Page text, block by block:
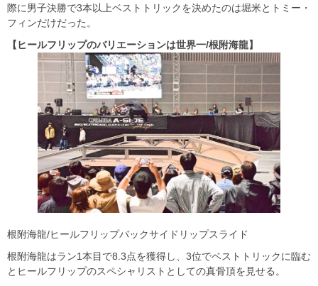
際に男子決勝で3本以上ベストトリックを決めたのは堀米とトミー・
フィンだけだった。
【ヒールフリップのバリエーションは世界一/根附海龍】
根附海龍/ヒールフリップバックサイドリップスライド
根附海龍はラン1本目で8.3点を獲得し、3位でベストトリックに臨む
とヒールフリップのスペシャリストとしての真骨頂を見せる。